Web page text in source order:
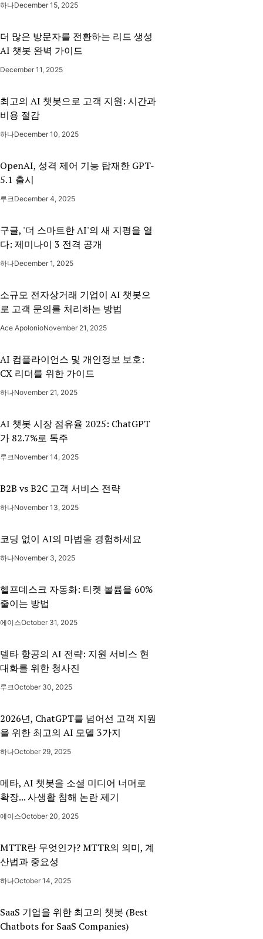
하나December 15, 2025
더 많은 방문자를 전환하는 리드 생성
AI 챗봇 완벽 가이드
December 11, 2025
최고의 AI 챗봇으로 고객 지원: 시간과
비용 절감
하나December 10, 2025
OpenAI, 성격 제어 기능 탑재한 GPT-
5.1 출시
루크 December 4, 2025
구글, '더 스마트한 AI'의 새 지평을 열
다: 제미나이 3 전격 공개
하나December 1, 2025
소규모 전자상거래 기업이 AI 챗봇으
로 고객 문의를 처리하는 방법
Ace ApolonioNovember 21, 2025
AI 컴플라이언스 및 개인정보 보호:
CX 리더를 위한 가이드
하나November 21, 2025
AI 챗봇 시장 점유율 2025: ChatGPT
가 82.7%로 독주
루크 November 14, 2025
B2B vs B2C 고객 서비스 전략
하나November 13, 2025
코딩 없이 AI의 마법을 경험하세요
하나November 3, 2025
헬프데스크 자동화: 티켓 볼륨을 60%
줄이는 방법
에이스October 31, 2025
델타 항공의 AI 전략: 지원 서비스 현
대화를 위한 청사진
루크October 30, 2025
2026년, ChatGPT를 넘어선 고객 지원
을 위한 최고의 AI 모델 3가지
하나October 29, 2025
메타, AI 챗봇을 소셜 미디어 너머로
확장... 사생활 침해 논란 제기
에이스October 20, 2025
MTTR란 무엇인가? MTTR의 의미, 계
산법과 중요성
하나October 14, 2025
SaaS 기업을 위한 최고의 챗봇 (Best
Chatbots for SaaS Companies)